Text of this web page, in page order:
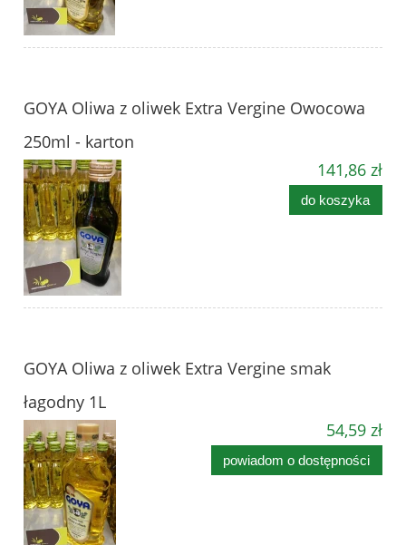
GOYA Oliwa z oliwek Extra Vergine Owocowa
250ml - karton
141,86 zł
do koszyka
GOYA Oliwa z oliwek Extra Vergine smak
łagodny 1L
54,59 zł
powiadom o dostępności